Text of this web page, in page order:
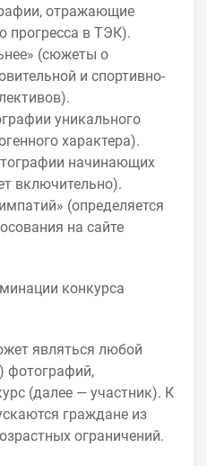
отражающие
прогресса в ТЭК).
(сюжеты о
и спортивно-
уникального
характера).
начинающих
включительно).
(определяется
на сайте
конкурса
являться любой
фотографий,
(далее — участник). К
граждане из
ограничений.